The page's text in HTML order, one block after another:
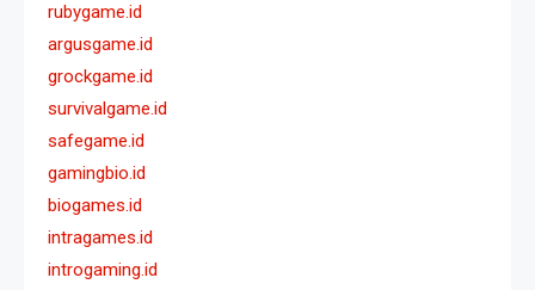
rubygame.id
argusgame.id
grockgame.id
survivalgame.id
safegame.id
gamingbio.id
biogames.id
intragames.id
introgaming.id